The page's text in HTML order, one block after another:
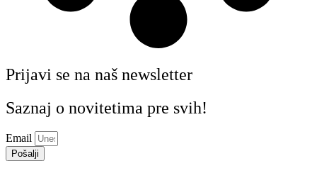
Prijavi se na naš newsletter
Saznaj o novitetima pre svih!
Email
Pošalji